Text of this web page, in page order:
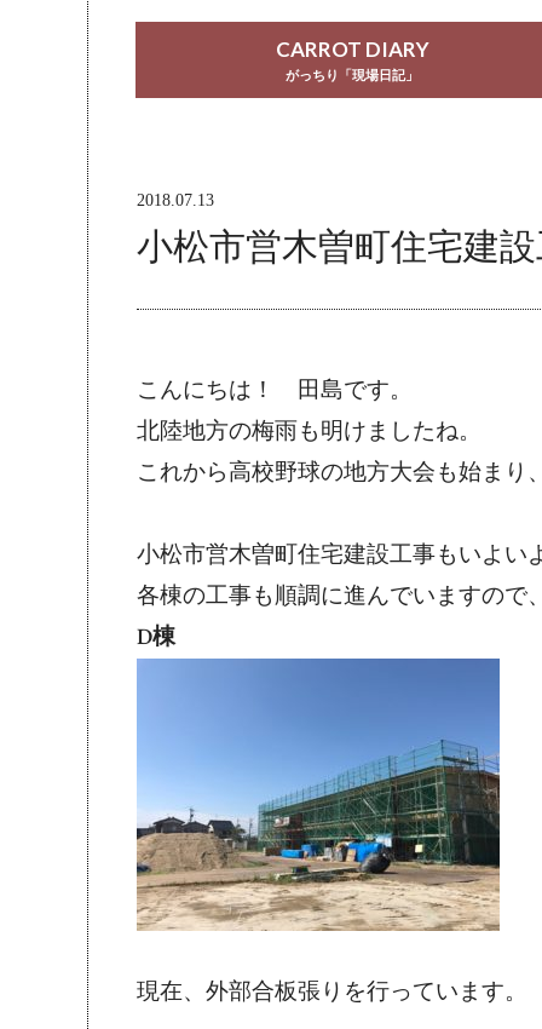
CARROT DIARY
がっちり「現場日記」
2018.07.13
小松市営木曽町住宅建
こんにちは！　田島です。
北陸地方の梅雨も明けましたね。
これから高校野球の地方大会も始ま
小松市営木曽町住宅建設工事もいよい
各棟の工事も順調に進んでいますの
D棟
現在、外部合板張りを行っています。